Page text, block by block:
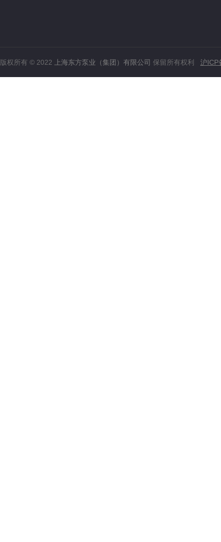
版权所有 © 2022 上海东方泵业（集团）有限公司 保留所有权利 沪ICP